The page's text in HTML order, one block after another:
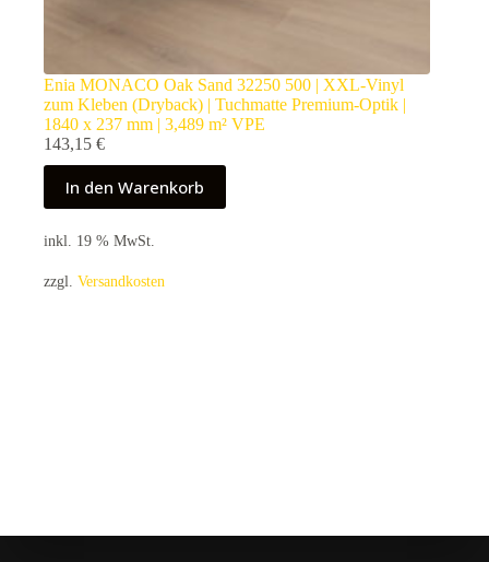
Enia MONACO Oak Sand 32250 500 | XXL-Vinyl
zum Kleben (Dryback) | Tuchmatte Premium-Optik |
1840 x 237 mm | 3,489 m² VPE
143,15 €
In den Warenkorb
inkl. 19 % MwSt.
zzgl. Versandkosten